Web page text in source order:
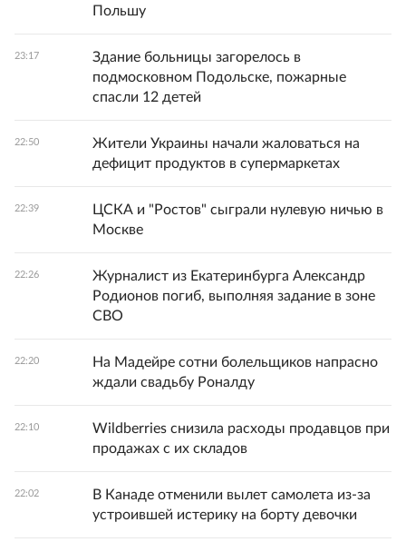
Польшу
23:17
Здание больницы загорелось в
подмосковном Подольске, пожарные
спасли 12 детей
22:50
Жители Украины начали жаловаться на
дефицит продуктов в супермаркетах
22:39
ЦСКА и "Ростов" сыграли нулевую ничью в
Москве
22:26
Журналист из Екатеринбурга Александр
Родионов погиб, выполняя задание в зоне
СВО
22:20
На Мадейре сотни болельщиков напрасно
ждали свадьбу Роналду
22:10
Wildberries снизила расходы продавцов при
продажах с их складов
22:02
В Канаде отменили вылет самолета из-за
устроившей истерику на борту девочки